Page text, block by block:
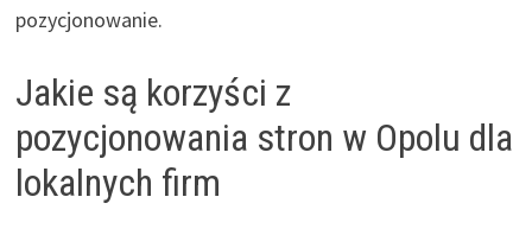
pozycjonowanie.
Jakie są korzyści z
pozycjonowania stron w Opolu dla
lokalnych firm